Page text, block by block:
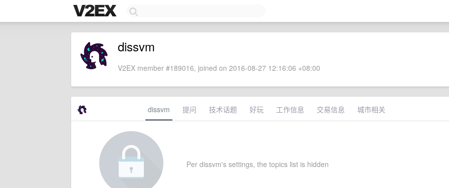
dissvm
V2EX member #189016, joined on 2016-08-27 12:16:06 +08:00
dissvm 提问 技术话题 好玩 工作信息 交易信息 城市相关
Per dissvm's settings, the topics list is hidden